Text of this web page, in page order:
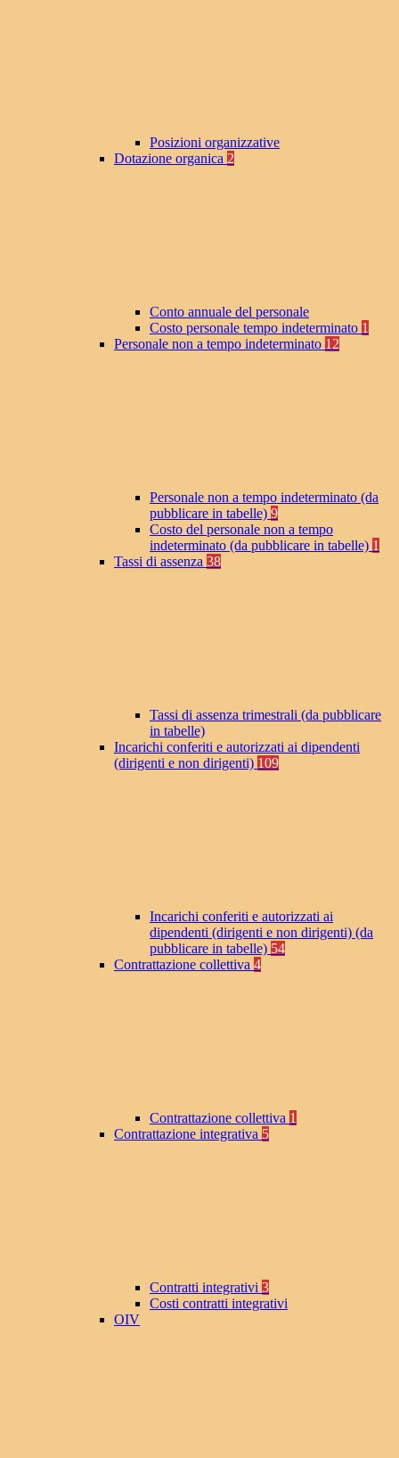
Posizioni organizzative
Dotazione organica 2
Conto annuale del personale
Costo personale tempo indeterminato 1
Personale non a tempo indeterminato 12
Personale non a tempo indeterminato (da
pubblicare in tabelle) 9
Costo del personale non a tempo
indeterminato (da pubblicare in tabelle) 1
Tassi di assenza 38
Tassi di assenza trimestrali (da pubblicare
in tabelle)
Incarichi conferiti e autorizzati ai dipendenti
(dirigenti e non dirigenti) 109
Incarichi conferiti e autorizzati ai
dipendenti (dirigenti e non dirigenti) (da
pubblicare in tabelle) 54
Contrattazione collettiva 4
Contrattazione collettiva 1
Contrattazione integrativa 5
Contratti integrativi 3
Costi contratti integrativi
OIV